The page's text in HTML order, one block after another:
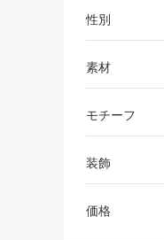
性別
素材
モチーフ
装飾
価格